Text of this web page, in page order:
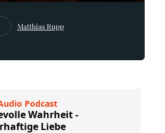
Matthias Rupp